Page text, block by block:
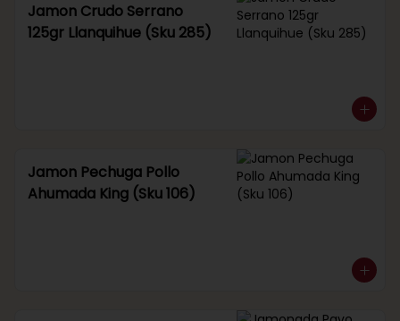
Jamon Crudo Serrano
125gr Llanquihue (Sku 285)
Jamon Pechuga Pollo
Ahumada King (Sku 106)